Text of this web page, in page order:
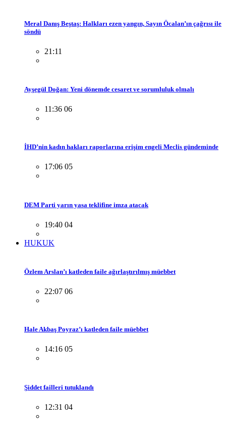
Meral Danış Beştaş: Halkları ezen yangın, Sayın Öcalan’ın çağrısı ile
söndü
21:11
Ayşegül Doğan: Yeni dönemde cesaret ve sorumluluk olmalı
11:36 06
İHD’nin kadın hakları raporlarına erişim engeli Meclis gündeminde
17:06 05
DEM Parti yarın yasa teklifine imza atacak
19:40 04
HUKUK
Özlem Arslan’ı katleden faile ağırlaştırılmış müebbet
22:07 06
Hale Akbaş Poyraz’ı katleden faile müebbet
14:16 05
Şiddet failleri tutuklandı
12:31 04